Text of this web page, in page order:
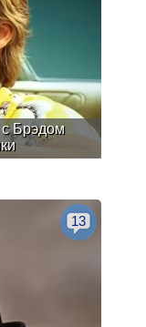
Брэдом
13